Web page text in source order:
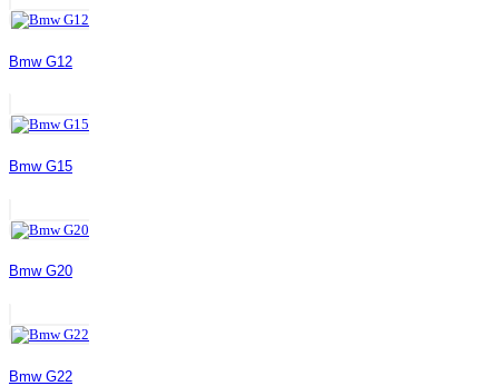
Bmw G12
Bmw G15
Bmw G20
Bmw G22